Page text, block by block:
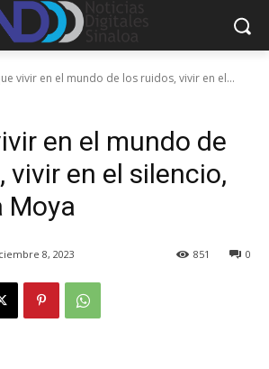
vivir en el mundo de los ruidos, vivir en el...
en el mundo de
vivir en el silencio,
Moya
8, 2023 0
851